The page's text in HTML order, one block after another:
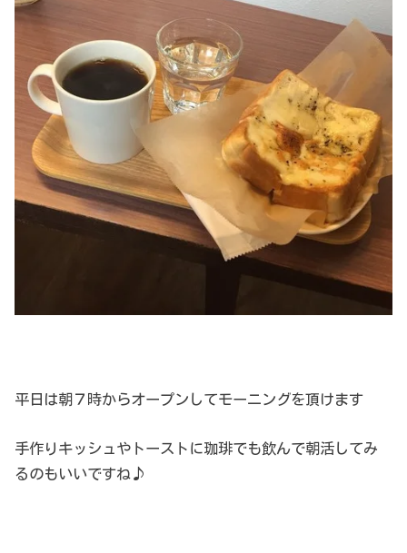
平日は朝７時からオープンしてモーニングを頂けます
手作りキッシュやトーストに珈琲でも飲んで朝活してみ
るのもいいですね♪